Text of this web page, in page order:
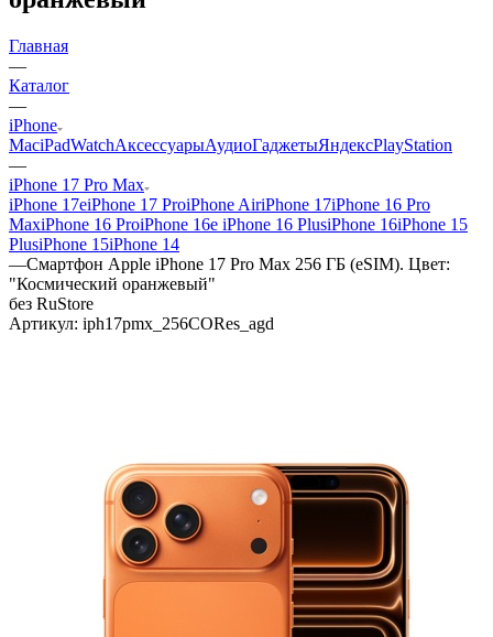
Главная
—
Каталог
—
iPhone
MaciPadWatchАксессуарыАудиоГаджетыЯндексPlayStation
—
iPhone 17 Pro Max
iPhone 17eiPhone 17 ProiPhone AiriPhone 17iPhone 16 Pro
MaxiPhone 16 ProiPhone 16e iPhone 16 PlusiPhone 16iPhone 15
PlusiPhone 15iPhone 14
—Смартфон Apple iPhone 17 Pro Max 256 ГБ (eSIM). Цвет:
"Космический оранжевый"
без RuStore
Артикул: iph17pmx_256CORes_agd